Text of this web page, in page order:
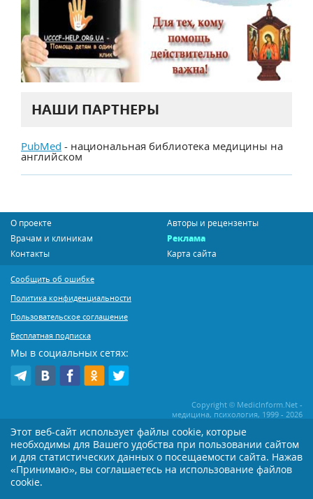
НАШИ ПАРТНЕРЫ
PubMed - национальная библиотека медицины на
английском
О проекте
Авторы и рецензенты
Врачам и клиникам
Реклама
Контакты
Карта сайта
Сообщить об ошибке
Политика конфиденциальности
Пользовательское соглашение
Бесплатная подписка
Мы в социальных сетях:
Copyright © MedicInform.Net -
медицина, психология, 1999 - 2026
Копирование или иное распространение статей нашего сайта строго
воспрещается. Копирование раздела "Новости" допускается при наличии
активной открытой для поисковиков ссылки на MedicInform.Net
Материалы на сайте представлены в справочных целях. Редакция не всегда
Этот веб-сайт использует файлы cookie, которые
необходимы для Вашего удобства при пользовании сайтом
и для статистических данных о посещаемости сайта. Нажав
«Принимаю», вы соглашаетесь на использование файлов
cookie.